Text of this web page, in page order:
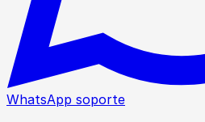
WhatsApp soporte